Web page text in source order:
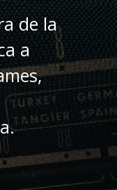
de la
a